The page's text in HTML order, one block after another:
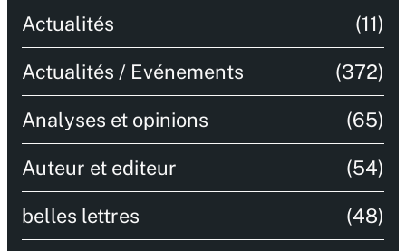
Actualités (11)
Actualités / Evénements (372)
Analyses et opinions (65)
Auteur et editeur (54)
belles lettres (48)